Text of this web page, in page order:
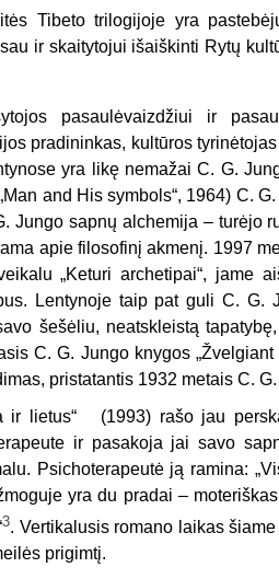
Tibeto trilogijoje yra
ir skaitytojui išaiškinti Rytų
pasaulėvaizdžiui ir
pradininkas, kultūros
yra likę nemažai C. G.
and His symbols“, 1964) C.
Jungo sapnų alchemija – turėjo
apie filosofinį akmenį. 1997
„Keturi archetipai“, jame
Lentynoje taip pat guli C. G.
šešėliu, neatskleistą
C. G. Jungo knygos
pristatantis 1932 metais C.
ir lietus“ (1993) rašo jau
ir pasakoja jai savo
Psichoterapeutė ją ramina:
yra du pradai –
3. Vertikalusis romano laikas
prigimtį.